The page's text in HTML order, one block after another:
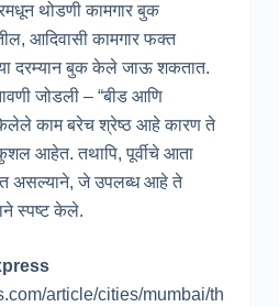
थोडणी कामगार बुक
आदिवासी कामगार फक्त
दरम्यान बुक केले जाऊ शकतात.
जोडली – “बीड आणि
काम बरेच श्रेष्ठ आहे कारण ते
आहेत. तथापि, पूर्वीचे आता
असल्याने, जे उपलब्ध आहे ते
स्पष्ट केले.
article/cities/mumbai/th